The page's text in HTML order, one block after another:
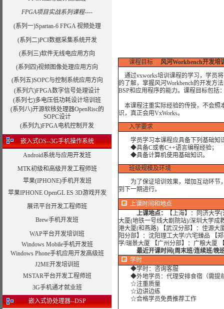
FPGA项目实战系列课程----
(系列一)Spartan-6 FPGA 视频处理
(系列二)PCI数据采集系统开发
(系列三)软件无线电应用方向
(系列四)视频图像处理应用方向
(系列五)SOPC与控制系统应用方向
(系列六)FPGA数字信号处理设计
(系列七)多电压低功耗设计培训班
(系列八)开源软核处理器OpenRisc的
SOPC设计
(系列九)FPGA电机控制开发
嵌入式OS--3G手机操作系统
Android系统与应用开发班
MTK初级和高级开发工程师班
苹果(IPHONE)手机开发班
苹果IPHONE OpenGL ES 3D游戏开发
展讯平台开发工程师班
Brew手机开发班
WAP平台开发培训班
Windows Mobile手机开发班
Windows Phone手机应用开发高级班
J2ME开发培训班
MSTAR平台开发工程师班
3G手机通才就业班
嵌入式协处理器--DSP
课程目标 风河Workbench开发培
通过vxworks培训课程的学习，学员
的了解，掌握风河Workbench的开发方
BSP和应用程序的能力。课程目标包括
本课程注重实际经验的传授，不会照
识，真正会用VxWorks。
入学要求
学员学习本课程应具备下列基础知
◆具备C或者C++语言编程经验；
◆具备计算机使用基础知识。
班级规模及环境
为了保证培训效果，增加互动环节
到下一期进行。
上课时间和地点
上课地点：
【上海】：同济大
大厦(地铁一号线大剧院站)/深圳大学成
港大厦(和燕路) 【武汉分部】：佳源大
阳分部】：沈阳理工大学/六宅臻品 【
学/瑞景大厦 【广州分部】：广粮大厦
最近开课时间(周末班/连续班/晚
学时
◆学时：咨询客服
◆外地学员：代理安排食宿（需提
☆注重质量
☆边讲边练
☆合格学员免费推荐工作